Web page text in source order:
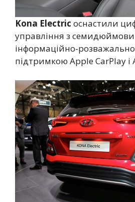
Kona Electric оснастили
управління з
інформаційно-
підтримкою Apple CarPlay і